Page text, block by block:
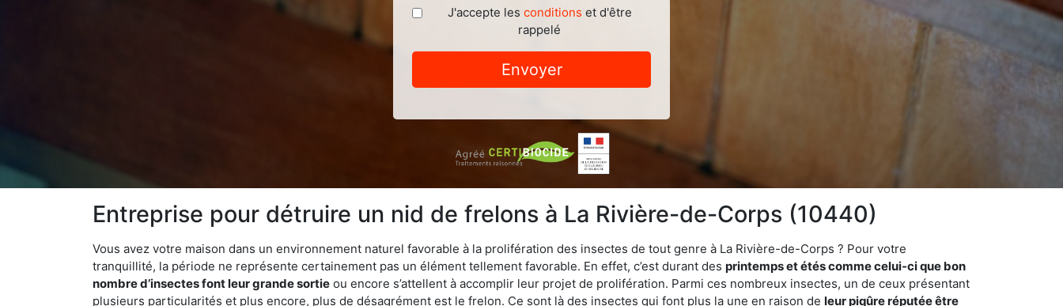
J'accepte les conditions et d'être
rappelé
Envoyer
Entreprise pour détruire un nid de frelons à La Rivière-de-Corps (10440)
Vous avez votre maison dans un environnement naturel favorable à la prolifération des insectes de tout genre à La Rivière-de-Corps ? Pour votre
tranquillité, la période ne représente certainement pas un élément tellement favorable. En effet, c’est durant des printemps et étés comme celui-ci que bon
nombre d’insectes font leur grande sortie ou encore s’attellent à accomplir leur projet de prolifération. Parmi ces nombreux insectes, un de ceux présentant
plusieurs particularités et plus encore, plus de désagrément est le frelon. Ce sont là des insectes qui font plus la une en raison de leur piqûre réputée être